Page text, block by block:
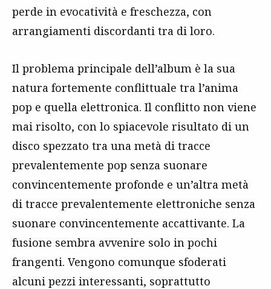
perde in evocatività e freschezza, con
arrangiamenti discordanti tra di loro.
Il problema principale dell’album è la sua
natura fortemente conflittuale tra l’anima
pop e quella elettronica. Il conflitto non viene
mai risolto, con lo spiacevole risultato di un
disco spezzato tra una metà di tracce
prevalentemente pop senza suonare
convincentemente profonde e un’altra metà
di tracce prevalentemente elettroniche senza
suonare convincentemente accattivante. La
fusione sembra avvenire solo in pochi
frangenti. Vengono comunque sfoderati
alcuni pezzi interessanti, soprattutto